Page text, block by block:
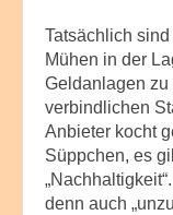
Tatsächlich
Mühen in der
Geldanlagen
verbindlichen
Anbieter kocht
Süppchen, es
denn auch